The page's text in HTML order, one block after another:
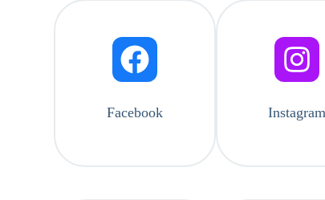
Facebook Instagram